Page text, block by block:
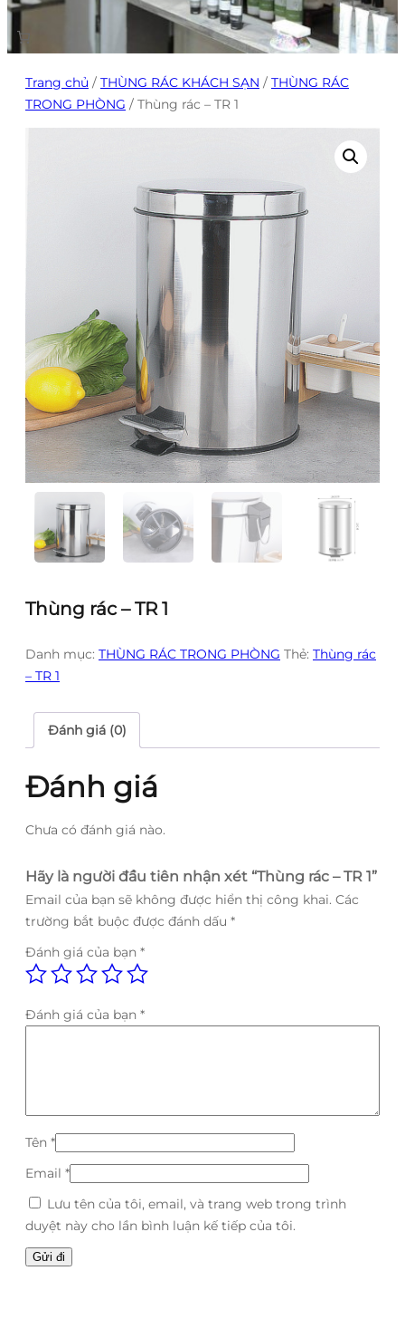
Trang chủ / THÙNG RÁC KHÁCH SẠN / THÙNG RÁC
TRONG PHÒNG / Thùng rác – TR 1
Thùng rác – TR 1
Danh mục: THÙNG RÁC TRONG PHÒNG Thẻ: Thùng rác
– TR 1
Đánh giá (0)
Đánh giá
Chưa có đánh giá nào.
Hãy là người đầu tiên nhận xét “Thùng rác – TR 1”
Email của bạn sẽ không được hiển thị công khai. Các
trường bắt buộc được đánh dấu *
Đánh giá của bạn *
Đánh giá của bạn *
Tên *
Email *
Lưu tên của tôi, email, và trang web trong trình
duyệt này cho lần bình luận kế tiếp của tôi.